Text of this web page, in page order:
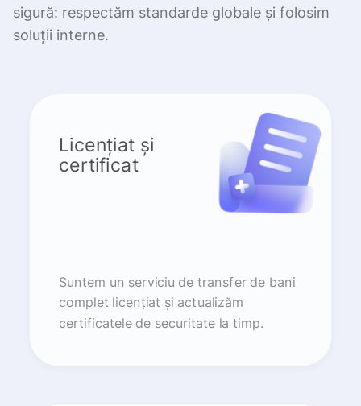
sigură: respectăm standarde globale și folosim
soluții interne.
Licențiat și
certificat
Suntem un serviciu de transfer de bani
complet licențiat și actualizăm
certificatele de securitate la timp.